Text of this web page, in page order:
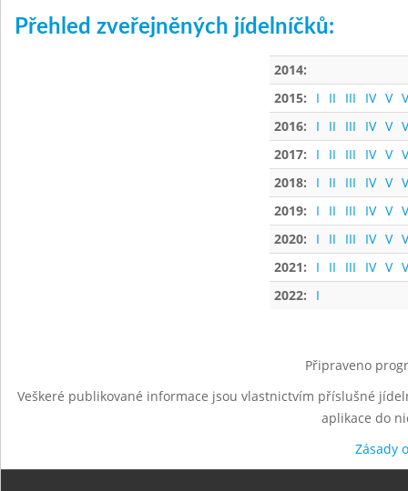
Přehled zveřejněných jídelníčků:
2014:
2015:
I II III IV V
2016:
I II III IV V
2017:
I II III IV V
2018:
I II III IV V
2019:
I II III IV V
2020:
I II III IV V
2021:
I II III IV V
2022:
I
Připraveno
Veškeré publikované informace jsou vlastnictvím příslušné
aplikace do
Zásady